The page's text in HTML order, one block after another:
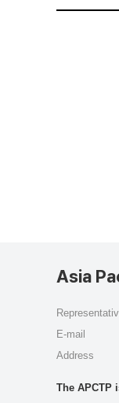
Asia
E-mail
Address
The APCTP